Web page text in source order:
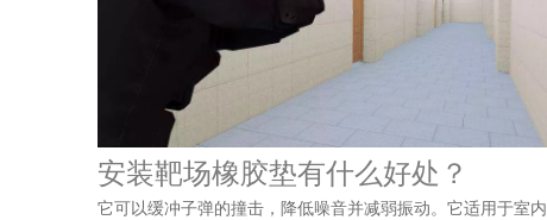
安装靶场橡胶垫有什么好处？
它可以缓冲子弹的撞击，降低噪音并减弱振动。它适用于室内